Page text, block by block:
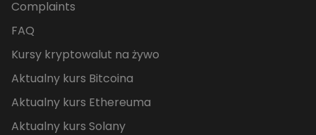
Complaints
FAQ
Kursy kryptowalut na żywo
Aktualny kurs Bitcoina
Aktualny kurs Ethereuma
Aktualny kurs Solany